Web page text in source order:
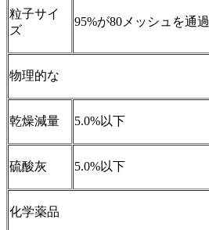
粒子サイ
ズ
95%が80メッシュを通過
物理的な
乾燥減量 5.0%以下
硫酸灰 5.0%以下
化学薬品